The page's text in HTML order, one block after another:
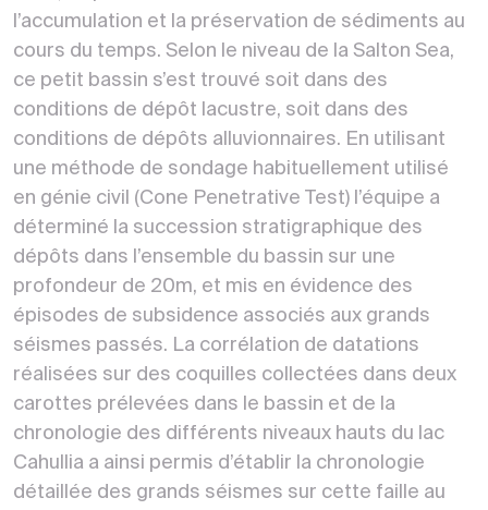
l’accumulation et la préservation de sédiments au
cours du temps. Selon le niveau de la Salton Sea,
ce petit bassin s’est trouvé soit dans des
conditions de dépôt lacustre, soit dans des
conditions de dépôts alluvionnaires. En utilisant
une méthode de sondage habituellement utilisé
en génie civil (Cone Penetrative Test) l’équipe a
déterminé la succession stratigraphique des
dépôts dans l’ensemble du bassin sur une
profondeur de 20m, et mis en évidence des
épisodes de subsidence associés aux grands
séismes passés. La corrélation de datations
réalisées sur des coquilles collectées dans deux
carottes prélevées dans le bassin et de la
chronologie des différents niveaux hauts du lac
Cahullia a ainsi permis d’établir la chronologie
détaillée des grands séismes sur cette faille au